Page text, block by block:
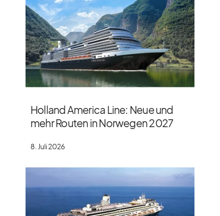
Holland America Line: Neue und
mehr Routen in Norwegen 2027
8. Juli 2026